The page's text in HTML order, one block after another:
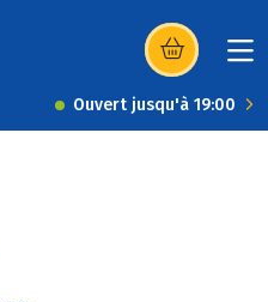
(s’ouvre dans
Ouvert jusqu'à 19:00